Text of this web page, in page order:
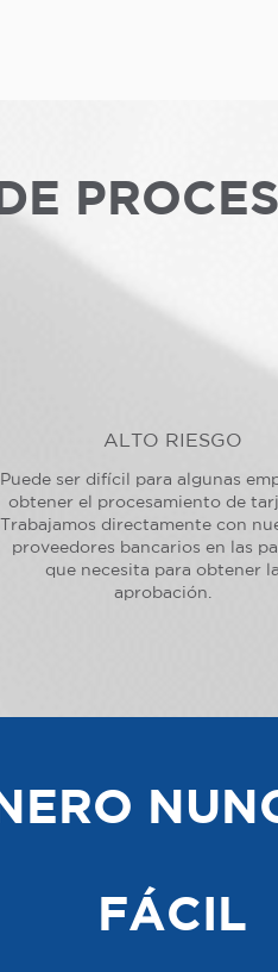
ALTO RIESGO
Puede ser difícil para algunas
obtener el procesamiento de
Trabajamos directamente con
proveedores bancarios en las
que necesita para obtener la
aprobación.
FÁCIL